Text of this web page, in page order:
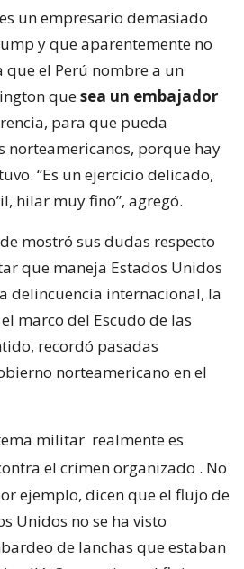
un empresario demasiado
y que aparentemente no
el Perú nombre a un
quesea un embajador
para que pueda
norteamericanos, porque hay
“Es un ejercicio delicado,
hilar muy fino”, agregó.
mostró sus dudas respecto
que maneja Estados Unidos
delincuencia internacional, la
marco del Escudo de las
recordó pasadas
norteamericano en el
militar realmente es
el crimen organizado . No
ejemplo, dicen que el flujo de
Unidos no se ha visto
de lanchas que estaban